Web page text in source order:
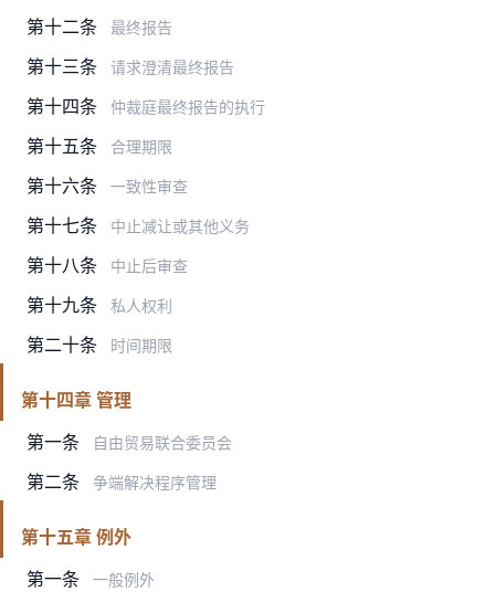
第十二条 最终报告
第十三条 请求澄清最终报告
第十四条 仲裁庭最终报告的执行
第十五条 合理期限
第十六条 一致性审查
第十七条 中止减让或其他义务
第十八条 中止后审查
第十九条 私人权利
第二十条 时间期限
第十四章 管理
第一条
自由贸易联合委员会
第二条 争端解决程序管理
第十五章 例外
第一条
一般例外